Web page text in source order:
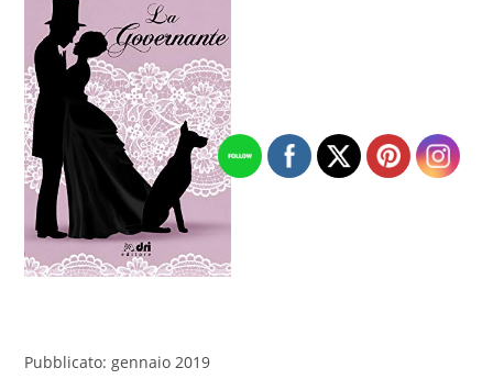
Pubblicato: gennaio 2019